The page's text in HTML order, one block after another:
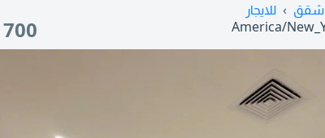
شقق
للايجار